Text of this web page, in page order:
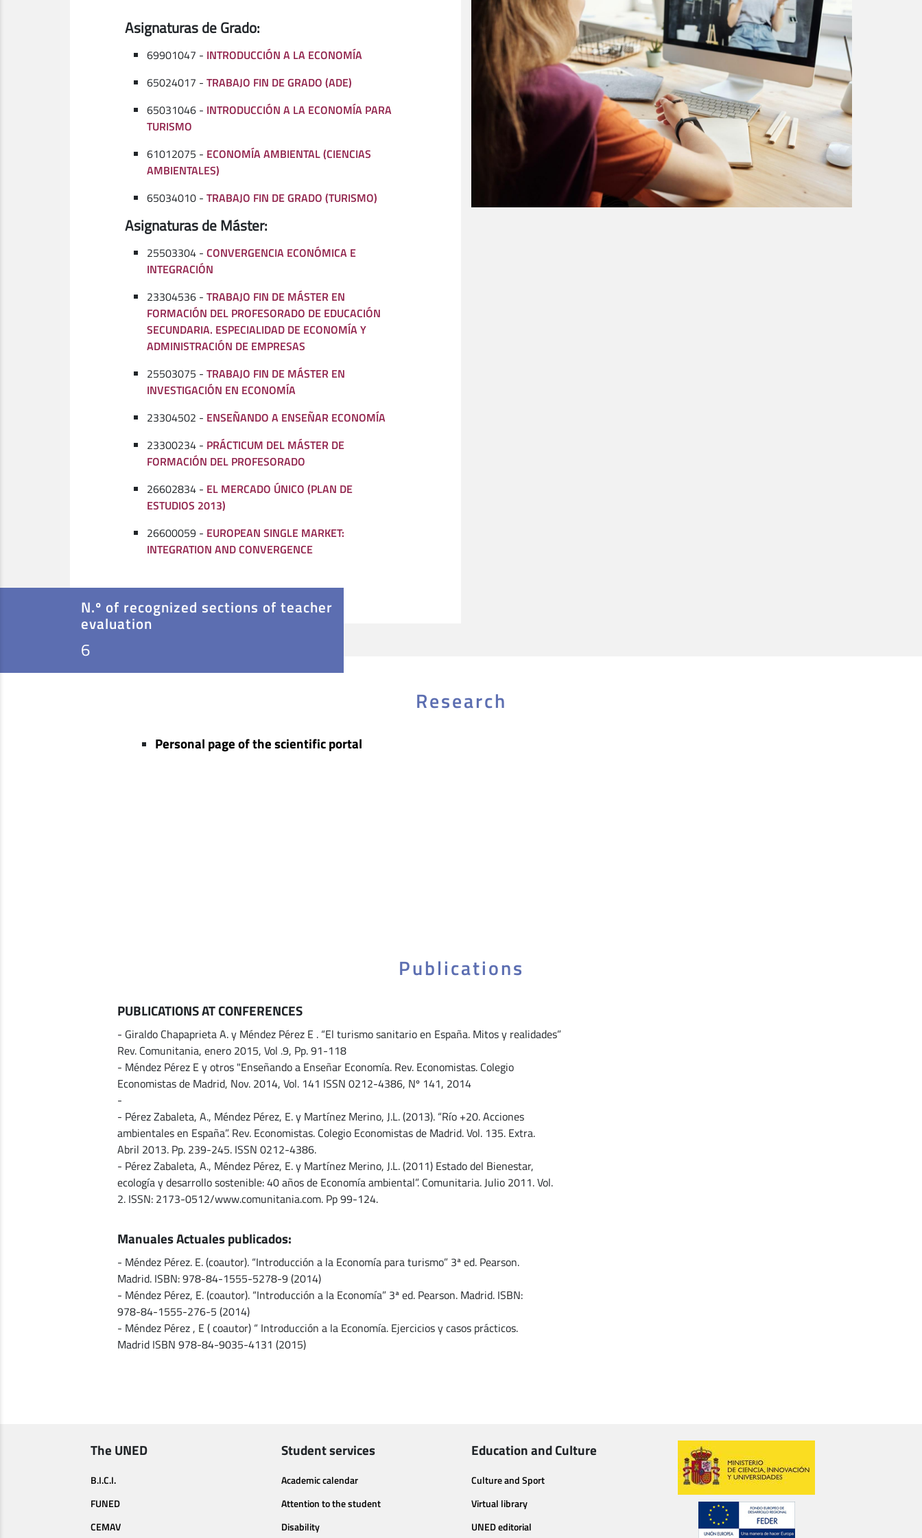
Asignaturas de Grado:
69901047 - INTRODUCCIÓN A LA ECONOMÍA
65024017 - TRABAJO FIN DE GRADO (ADE)
65031046 - INTRODUCCIÓN A LA ECONOMÍA PARA
TURISMO
61012075 - ECONOMÍA AMBIENTAL (CIENCIAS
AMBIENTALES)
65034010 - TRABAJO FIN DE GRADO (TURISMO)
Asignaturas de Máster:
25503304 - CONVERGENCIA ECONÓMICA E
INTEGRACIÓN
23304536 - TRABAJO FIN DE MÁSTER EN
FORMACIÓN DEL PROFESORADO DE EDUCACIÓN
SECUNDARIA. ESPECIALIDAD DE ECONOMÍA Y
ADMINISTRACIÓN DE EMPRESAS
25503075 - TRABAJO FIN DE MÁSTER EN
INVESTIGACIÓN EN ECONOMÍA
23304502 - ENSEÑANDO A ENSEÑAR ECONOMÍA
23300234 - PRÁCTICUM DEL MÁSTER DE
FORMACIÓN DEL PROFESORADO
26602834 - EL MERCADO ÚNICO (PLAN DE
ESTUDIOS 2013)
26600059 - EUROPEAN SINGLE MARKET:
INTEGRATION AND CONVERGENCE
N.º of recognized sections of teacher
evaluation
6
Research
Personal page of the scientific portal
Publications
PUBLICATIONS AT CONFERENCES
- Giraldo Chapaprieta A. y Méndez Pérez E . “El turismo sanitario en España. Mitos y realidades”
Rev. Comunitania, enero 2015, Vol .9, Pp. 91-118
- Méndez Pérez E y otros "Enseñando a Enseñar Economía. Rev. Economistas. Colegio
Economistas de Madrid, Nov. 2014, Vol. 141 ISSN 0212-4386, Nº 141, 2014
-
- Pérez Zabaleta, A., Méndez Pérez, E. y Martínez Merino, J.L. (2013). “Río +20. Acciones
ambientales en España”. Rev. Economistas. Colegio Economistas de Madrid. Vol. 135. Extra.
Abril 2013. Pp. 239-245. ISSN 0212-4386.
- Pérez Zabaleta, A., Méndez Pérez, E. y Martínez Merino, J.L. (2011) Estado del Bienestar,
ecología y desarrollo sostenible: 40 años de Economía ambiental”. Comunitaria. Julio 2011. Vol.
2. ISSN: 2173-0512/www.comunitania.com. Pp 99-124.
Manuales Actuales publicados:
- Méndez Pérez. E. (coautor). “Introducción a la Economía para turismo” 3ª ed. Pearson.
Madrid. ISBN: 978-84-1555-5278-9 (2014)
- Méndez Pérez, E. (coautor). “Introducción a la Economía” 3ª ed. Pearson. Madrid. ISBN:
978-84-1555-276-5 (2014)
- Méndez Pérez , E ( coautor) “ Introducción a la Economía. Ejercicios y casos prácticos.
Madrid ISBN 978-84-9035-4131 (2015)
The UNED
B.I.C.I.
FUNED
CEMAV
Student services
Academic calendar
Attention to the student
Disability
Education and Culture
Culture and Sport
Virtual library
UNED editorial